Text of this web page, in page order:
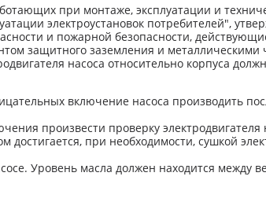
при монтаже, эксплуатации и
электроустановок потребителей",
и пожарной безопасности,
защитного заземления и
насоса относительно корпуса
включение насоса производить
произвести проверку
при необходимости, сушкой
Уровень масла должен находится между